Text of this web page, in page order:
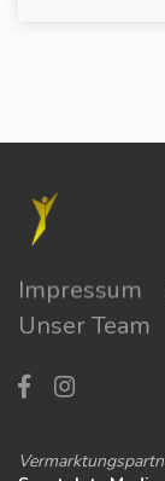
Impressum
Unser Team